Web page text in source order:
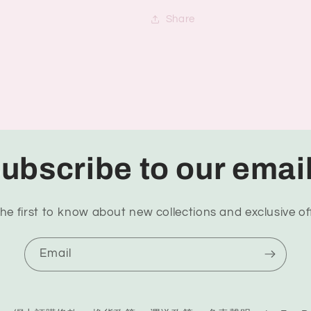
Share
to our
first to know about new collections and exclusive
Email